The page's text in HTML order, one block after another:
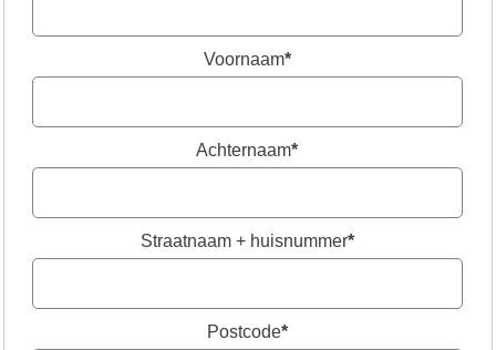
Voornaam*
Achternaam*
Straatnaam + huisnummer*
Postcode*